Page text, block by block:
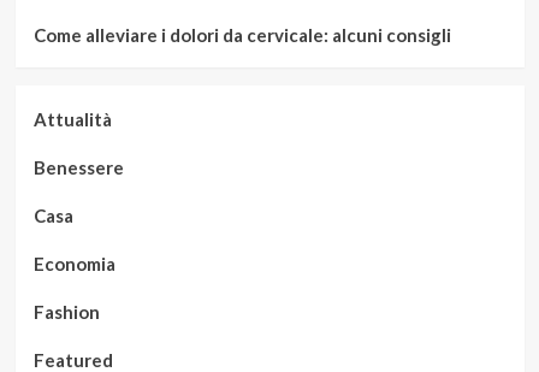
Come alleviare i dolori da cervicale: alcuni consigli
Attualità
Benessere
Casa
Economia
Fashion
Featured